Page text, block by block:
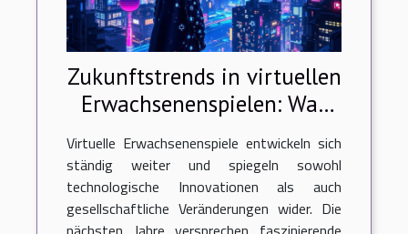
Zukunftstrends in virtuellen
Erwachsenenspielen: Was
erwartet uns?
Virtuelle Erwachsenenspiele entwickeln sich
ständig weiter und spiegeln sowohl
technologische Innovationen als auch
gesellschaftliche Veränderungen wider. Die